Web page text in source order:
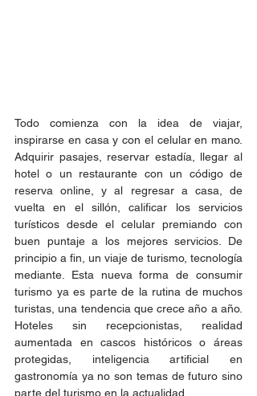
Todo comienza con la idea de viajar,
inspirarse en casa y con el celular en mano.
Adquirir pasajes, reservar estadía, llegar al
hotel o un restaurante con un código de
reserva online, y al regresar a casa, de
vuelta en el sillón, calificar los servicios
turísticos desde el celular premiando con
buen puntaje a los mejores servicios. De
principio a fin, un viaje de turismo, tecnología
mediante. Esta nueva forma de consumir
turismo ya es parte de la rutina de muchos
turistas, una tendencia que crece año a año.
Hoteles sin recepcionistas, realidad
aumentada en cascos históricos o áreas
protegidas, inteligencia artificial en
gastronomía ya no son temas de futuro sino
parte del turismo en la actualidad.